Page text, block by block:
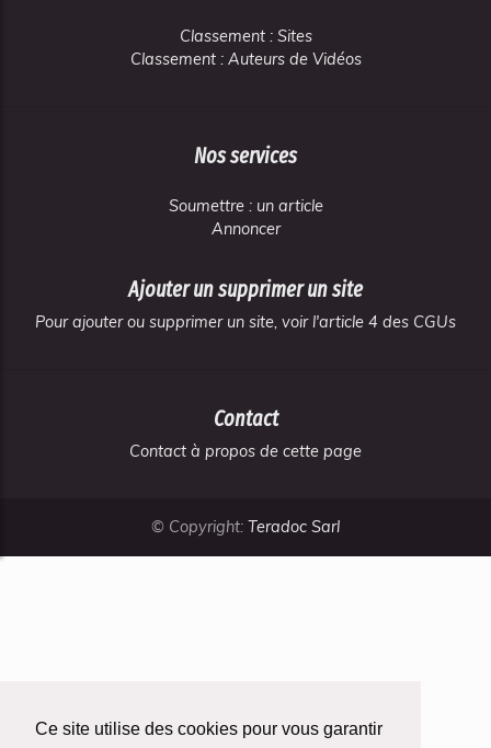
Ce site utilise des cookies pour vous garantir
Classement : Sites
Classement : Auteurs de Vidéos
Nos services
Soumettre : un article
Annoncer
Ajouter un supprimer un site
Pour ajouter ou supprimer un site, voir l'article 4 des CGUs
Contact
Contact à propos de cette page
© Copyright: Teradoc Sarl